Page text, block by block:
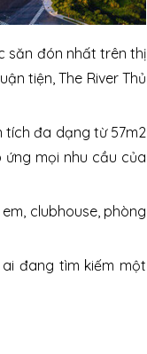
săn đón nhất trên thị
tiện, The River Thủ
tích đa dạng từ 57m2
mọi nhu cầu của
clubhouse, phòng
đang tìm kiếm một